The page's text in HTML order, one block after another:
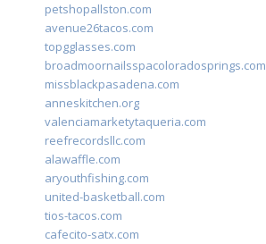
petshopallston.com
avenue26tacos.com
topgglasses.com
broadmoornailsspacoloradosprings.com
missblackpasadena.com
anneskitchen.org
valenciamarketytaqueria.com
reefrecordsllc.com
alawaffle.com
aryouthfishing.com
united-basketball.com
tios-tacos.com
cafecito-satx.com